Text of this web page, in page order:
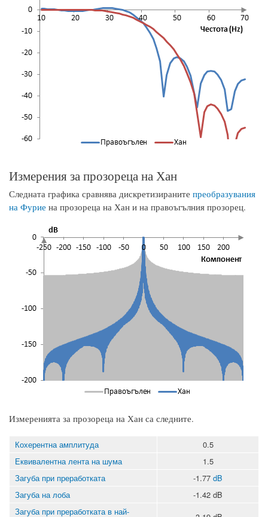
Измерения за прозореца на Хан
Следната графика сравнява дискретизираните преобразувания
на Фурие на прозореца на Хан и на правоъгълния прозорец.
Измеренията за прозореца на Хан са следните.
Кохерентна амплитуда
0.5
Еквивалентна лента на шума
1.5
Загуба при преработката
-1.77 dB
Загуба на лоба
-1.42 dB
Загуба при преработката в най-